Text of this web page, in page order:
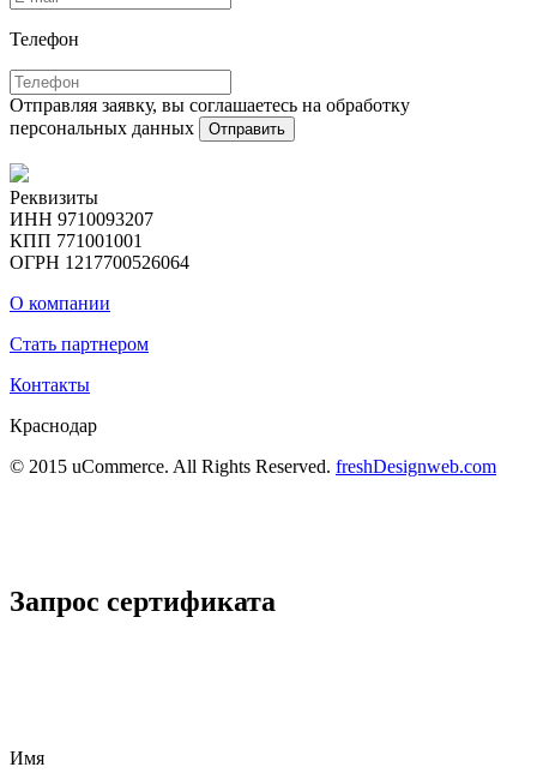
Телефон
Отправляя заявку, вы соглашаетесь на обработку
персональных данных
Отправить
Реквизиты
ИНН 9710093207
КПП 771001001
ОГРН 1217700526064
О компании
Стать партнером
Контакты
Краснодар
© 2015 uCommerce. All Rights Reserved. freshDesignweb.com
Запрос сертификата
Имя